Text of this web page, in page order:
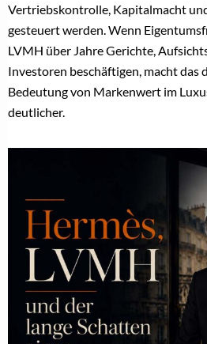
Vertriebskontrolle, Kapitalmacht
gesteuert werden. Wenn
LVMH über Jahre Gerichte,
Investoren beschäftigen, macht das
Bedeutung von Markenwert im
deutlicher.